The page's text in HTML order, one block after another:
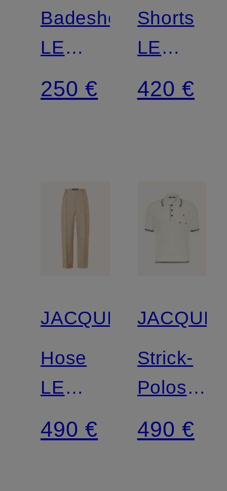
Badeshorts
LE
SHORT
DE
250 €
Shorts
LE
SHORT
420 €
JACQUEMUS
Hose
LE
PANTALON
CROISIERE
490 €
Strick-
Poloshirt
LE
POLO
490 €